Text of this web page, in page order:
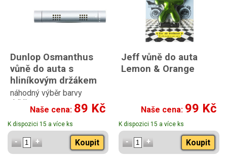
Dunlop Osmanthus
vůně do auta s
hliníkovým držákem
náhodný výběr barvy
držáku
Naše cena: 89 Kč
K dispozici 15 a více ks
Koupit
Jeff vůně do auta
Lemon & Orange
Naše cena: 99 Kč
K dispozici 15 a více ks
Koupit